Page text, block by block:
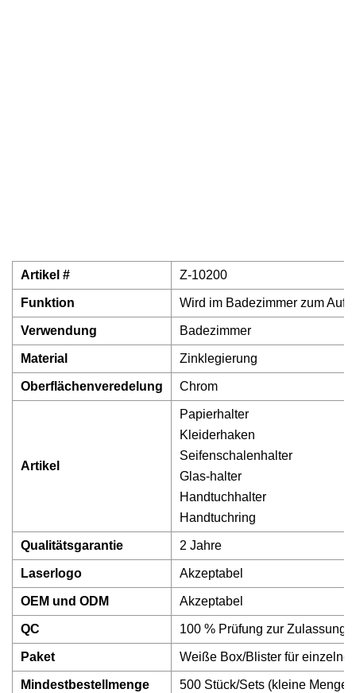
Artikel # Z-10200
Funktion Wird im Badezimmer zum
Verwendung Badezimmer
Material Zinklegierung
Oberflächenveredelung Chrom
Artikel
Papierhalter
Kleiderhaken
Seifenschalenhalter
Glas-halter
Handtuchhalter
Handtuchring
Qualitätsgarantie 2 Jahre
Laserlogo Akzeptabel
OEM und ODM Akzeptabel
QC 100 % Prüfung zur Zulassung
Paket Weiße Box/Blister für einzelne
Mindestbestellmenge 500 Stück/Sets (kleine